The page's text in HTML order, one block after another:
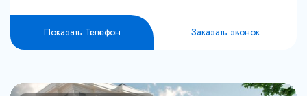
Показать Телефон Заказать звонок